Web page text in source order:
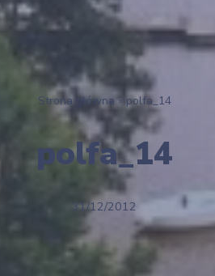
Strona główna » polfa_14
polfa_14
31/12/2012